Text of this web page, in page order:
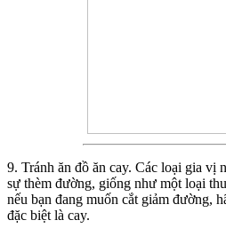
9. Tránh ăn đồ ăn cay. Các loại gia vị
sự thèm đường, giống như một loại
nếu bạn đang muốn cắt giảm đường,
đặc biệt là cay.